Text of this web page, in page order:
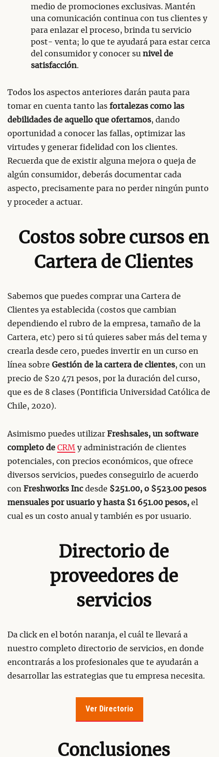
medio de promociones exclusivas. Mantén
una comunicación continua con tus clientes y
para enlazar el proceso, brinda tu servicio
post- venta; lo que te ayudará para estar cerca
del consumidor y conocer su nivel de
satisfacción.
Todos los aspectos anteriores darán pauta para
tomar en cuenta tanto las fortalezas como las
debilidades de aquello que ofertamos, dando
oportunidad a conocer las fallas, optimizar las
virtudes y generar fidelidad con los clientes.
Recuerda que de existir alguna mejora o queja de
algún consumidor, deberás documentar cada
aspecto, precisamente para no perder ningún punto
y proceder a actuar.
Costos sobre cursos en
Cartera de Clientes
Sabemos que puedes comprar una Cartera de
Clientes ya establecida (costos que cambian
dependiendo el rubro de la empresa, tamaño de la
Cartera, etc) pero si tú quieres saber más del tema y
crearla desde cero, puedes invertir en un curso en
línea sobre Gestión de la cartera de clientes, con un
precio de $20 471 pesos, por la duración del curso,
que es de 8 clases (Pontificia Universidad Católica de
Chile, 2020).
Asimismo puedes utilizar Freshsales, un software
completo de CRM y administración de clientes
potenciales, con precios económicos, que ofrece
diversos servicios, puedes conseguirlo de acuerdo
con Freshworks Inc desde $251.00, o $523.00 pesos
mensuales por usuario y hasta $1 651.00 pesos, el
cual es un costo anual y también es por usuario.
Directorio de
proveedores de
servicios
Da click en el botón naranja, el cuál te llevará a
nuestro completo directorio de servicios, en donde
encontrarás a los profesionales que te ayudarán a
desarrollar las estrategias que tu empresa necesita.
Ver Directorio
Conclusiones